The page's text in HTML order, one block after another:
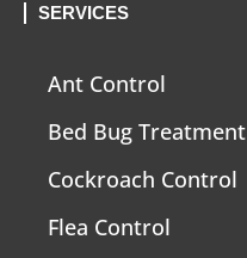
SERVICES
Ant Control
Bed Bug Treatment
Cockroach Control
Flea Control